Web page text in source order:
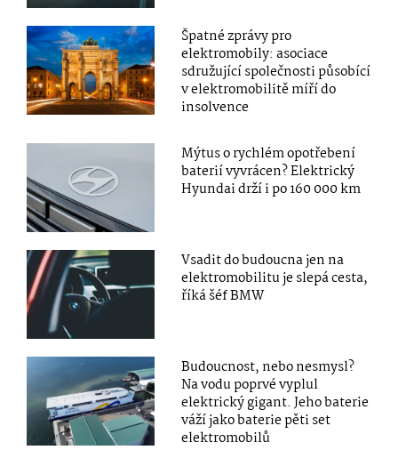
Špatné zprávy pro
elektromobily: asociace
sdružující společnosti působící
v elektromobilitě míří do
insolvence
Mýtus o rychlém opotřebení
baterií vyvrácen? Elektrický
Hyundai drží i po 160 000 km
Vsadit do budoucna jen na
elektromobilitu je slepá cesta,
říká šéf BMW
Budoucnost, nebo nesmysl?
Na vodu poprvé vyplul
elektrický gigant. Jeho baterie
váží jako baterie pěti set
elektromobilů